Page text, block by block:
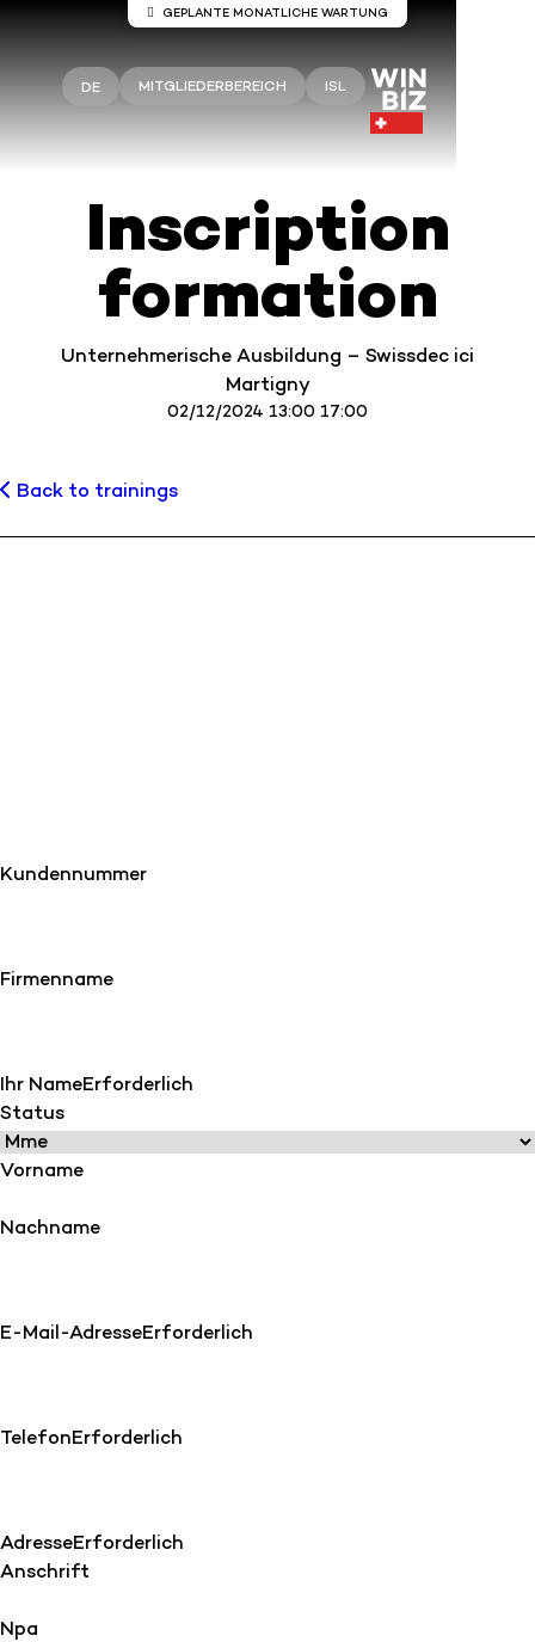
DE MITGLIEDERBEREICH ISL
Inscription
formation
Unternehmerische Ausbildung – Swissdec ici
Martigny
02/12/2024 13:00 17:00
Back to trainings
Kundennummer
Firmenname
Ihr NameErforderlich
Status
Vorname
Nachname
E-Mail-AdresseErforderlich
TelefonErforderlich
AdresseErforderlich
Anschrift
Npa
Wartung auf den Servern Winbiz
Cloud
An den Winbiz Cloud-Servern sind
August, von 08.00 bis 13.30 Uhr statt.
Ihr Zugang kann während dieses Zeitraums
vorübergehend unterbrochen sein.
Wir empfehlen Ihnen, Winbiz Cloud außerhalb
dieses Zeitfensters zu nutzen.
Vielen Dank für Ihr Verständnis.
GEPLANTE MONATLICHE WARTUNG